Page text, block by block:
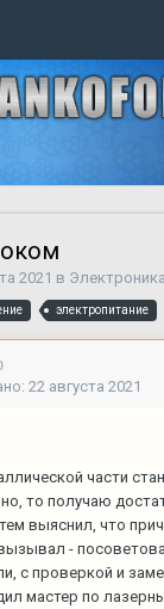
2021 в Электроника
электропитание
22 августа 2021
части
то получаю
выяснил, что
-
с проверкой и
мастер по